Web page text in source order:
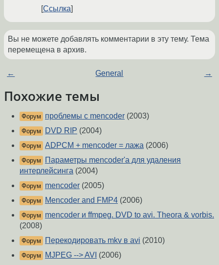
Ссылка
Вы не можете добавлять комментарии в эту тему. Тема
перемещена в архив.
← General →
Похожие темы
Форум проблемы с mencoder (2003)
Форум DVD RIP (2004)
Форум ADPCM + mencoder = лажа (2006)
Форум
Параметры mencoder'a для удаления
интерлейсинга (2004)
Форум mencoder (2005)
Форум Mencoder and FMP4 (2006)
Форум
mencoder и ffmpeg. DVD to avi. Theora & vorbis.
(2008)
Форум Перекодировать mkv в avi (2010)
Форум MJPEG --> AVI (2006)